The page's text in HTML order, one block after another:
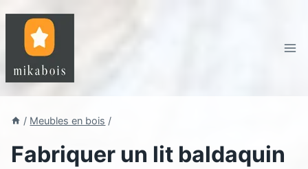
contenu
/ Meubles en bois /
Fabriquer un lit baldaquin